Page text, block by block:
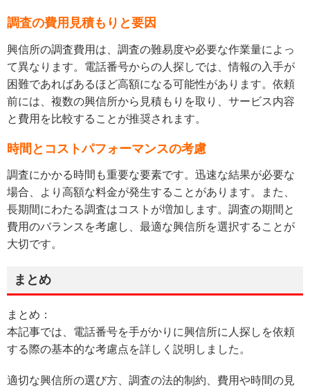
調査の費用見積もりと要因
興信所の調査費用は、調査の難易度や必要な作業量によっ
て異なります。電話番号からの人探しでは、情報の入手が
困難であればあるほど高額になる可能性があります。依頼
前には、複数の興信所から見積もりを取り、サービス内容
と費用を比較することが推奨されます。
時間とコストパフォーマンスの考慮
調査にかかる時間も重要な要素です。迅速な結果が必要な
場合、より高額な料金が発生することがあります。また、
長期間にわたる調査はコストが増加します。調査の期間と
費用のバランスを考慮し、最適な興信所を選択することが
大切です。
まとめ
まとめ：
本記事では、電話番号を手がかりに興信所に人探しを依頼
する際の基本的な考慮点を詳しく説明しました。
適切な興信所の選び方、調査の法的制約、費用や時間の見